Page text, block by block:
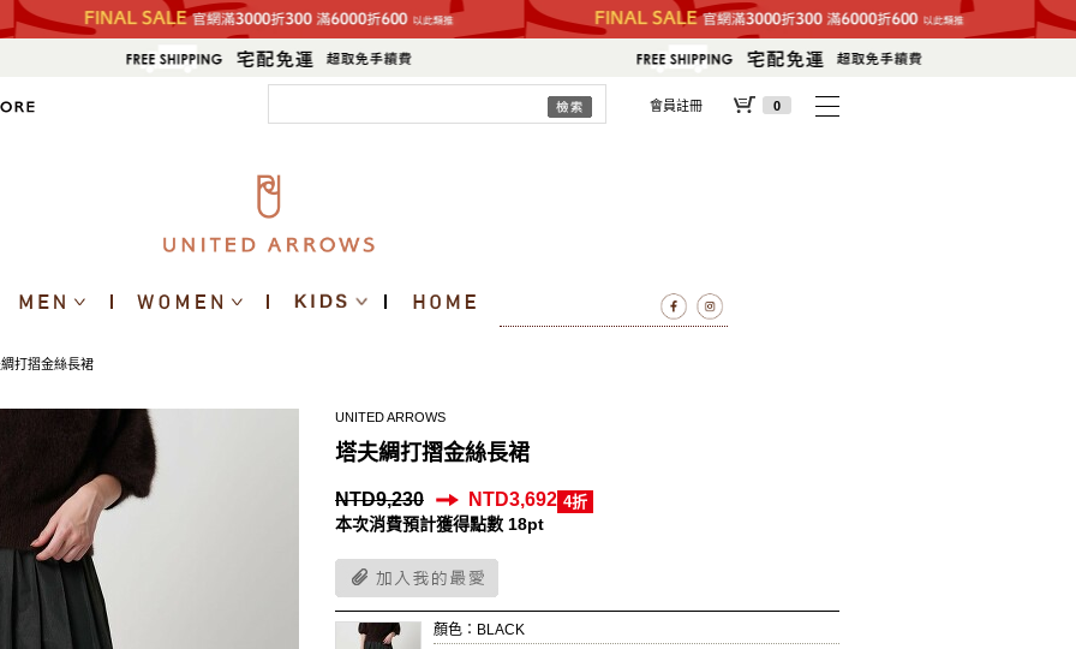
會員註冊 0
打摺金絲長裙
UNITED ARROWS
塔夫綢打摺金絲長裙
NTD9,230 NTD3,692 4折
本次消費預計獲得點數 18pt
顏色：BLACK